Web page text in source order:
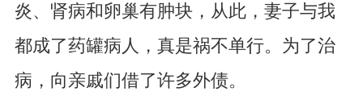
炎、肾病和卵巢有肿块，从此，妻子与我
都成了药罐病人，真是祸不单行。为了治
病，向亲戚们借了许多外债。